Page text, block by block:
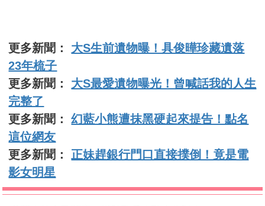
更多新聞： 大S生前遺物曝！具俊曄珍藏遺落
23年梳子
更多新聞： 大S最愛遺物曝光！曾喊話我的人生
完整了
更多新聞：幻藍小熊遭抹黑硬起來提告！點名
這位網友
更多新聞： 正妹趕銀行門口直接撲倒！竟是電
影女明星